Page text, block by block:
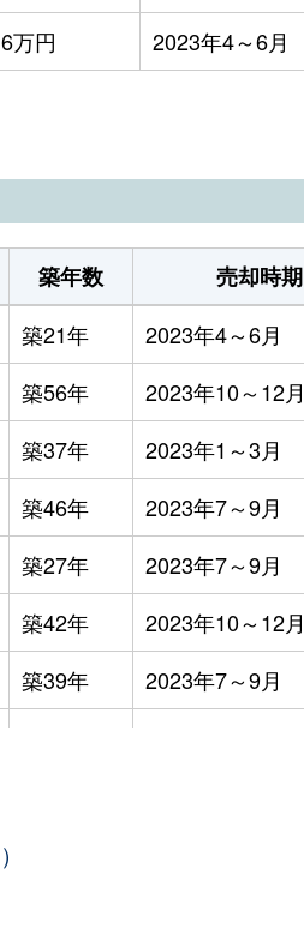
6万円 2023年4～6月
築年数
売却時期
築21年
2023年4～6月
築56年
2023年10～12月
築37年
2023年1～3月
築46年
2023年7～9月
築27年
2023年7～9月
築42年
2023年10～12月
築39年
2023年7～9月